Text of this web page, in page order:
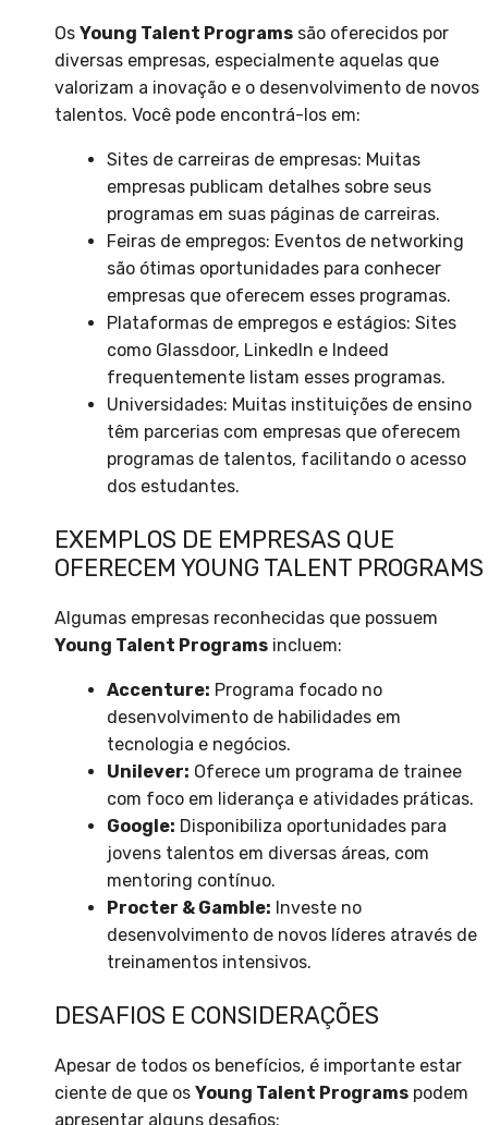
Os Young Talent Programs são oferecidos por
diversas empresas, especialmente aquelas que
valorizam a inovação e o desenvolvimento de novos
talentos. Você pode encontrá-los em:
Sites de carreiras de empresas: Muitas
empresas publicam detalhes sobre seus
programas em suas páginas de carreiras.
Feiras de empregos: Eventos de networking
são ótimas oportunidades para conhecer
empresas que oferecem esses programas.
Plataformas de empregos e estágios: Sites
como Glassdoor, LinkedIn e Indeed
frequentemente listam esses programas.
Universidades: Muitas instituições de ensino
têm parcerias com empresas que oferecem
programas de talentos, facilitando o acesso
dos estudantes.
EXEMPLOS DE EMPRESAS QUE
OFERECEM YOUNG TALENT PROGRAMS
Algumas empresas reconhecidas que possuem
Young Talent Programs incluem:
Accenture: Programa focado no
desenvolvimento de habilidades em
tecnologia e negócios.
Unilever: Oferece um programa de trainee
com foco em liderança e atividades práticas.
Google: Disponibiliza oportunidades para
jovens talentos em diversas áreas, com
mentoring contínuo.
Procter & Gamble: Investe no
desenvolvimento de novos líderes através de
treinamentos intensivos.
DESAFIOS E CONSIDERAÇÕES
Apesar de todos os benefícios, é importante estar
ciente de que os Young Talent Programs podem
apresentar alguns desafios: